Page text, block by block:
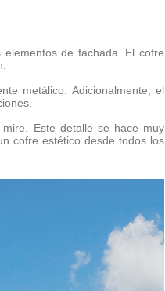
de fachada. El cofre
metálico. Adicionalmente, el
Este detalle se hace muy
cofre estético desde todos los